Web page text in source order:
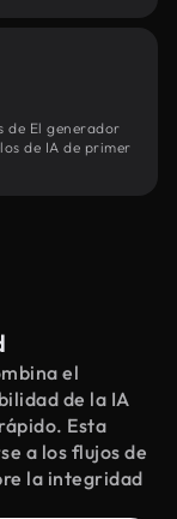
de El generador
de IA de primer
el
de la IA
Esta
a los flujos de
la integridad